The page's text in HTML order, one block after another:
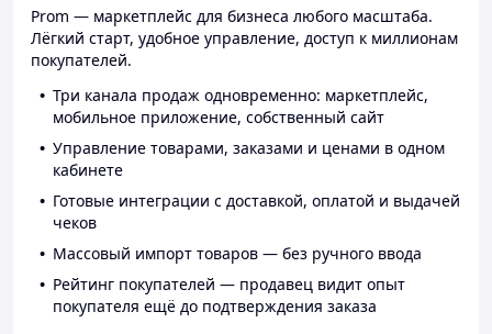
Prom — маркетплейс для бизнеса любого масштаба.
Лёгкий старт, удобное управление, доступ к миллионам
покупателей.
Три канала продаж одновременно: маркетплейс,
мобильное приложение, собственный сайт
Управление товарами, заказами и ценами в одном
кабинете
Готовые интеграции с доставкой, оплатой и выдачей
чеков
Массовый импорт товаров — без ручного ввода
Рейтинг покупателей — продавец видит опыт
покупателя ещё до подтверждения заказа